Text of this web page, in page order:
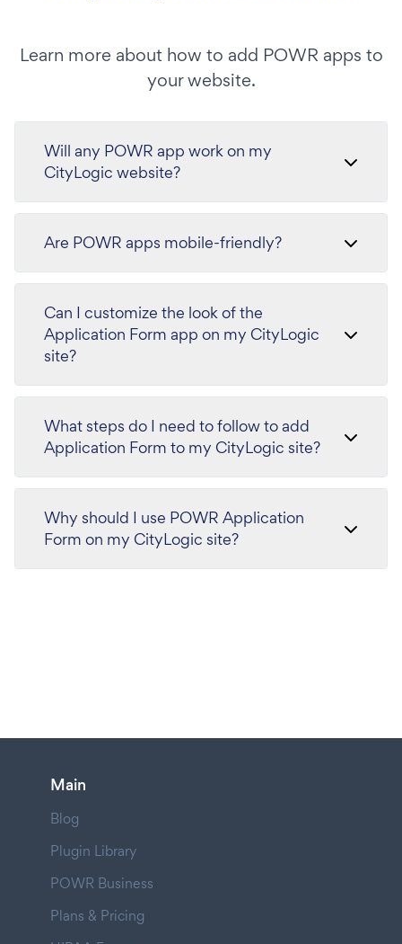
Learn more about how to add POWR apps to
your website.
Will any POWR app work on my
CityLogic website?
Are POWR apps mobile-friendly?
Can I customize the look of the
Application Form app on my CityLogic
site?
What steps do I need to follow to add
Application Form to my CityLogic site?
Why should I use POWR Application
Form on my CityLogic site?
Main
Blog
Plugin Library
POWR Business
Plans & Pricing